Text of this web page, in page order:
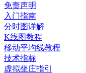
免责声明
入门指南
分时图详解
K线图教程
移动平均线教程
技术指标
虚拟坐庄指引